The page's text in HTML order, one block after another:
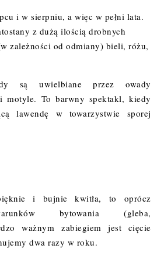
i w sierpniu, a więc w pełni lata.
z dużą ilością drobnych
zależności od odmiany) bieli, różu,
są uwielbiane przez owady
motyle. To barwny spektakl, kiedy
lawendę w towarzystwie sporej
i bujnie kwitła, to oprócz
bytowania (gleba,
ważnym zabiegiem jest cięcie
dwa razy w roku.